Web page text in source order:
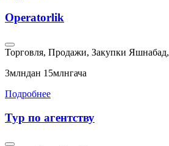
Operatorlik
Торговля, Продажи, Закупки
3млндан 15млнгача
Подробнее
Тур по агентству